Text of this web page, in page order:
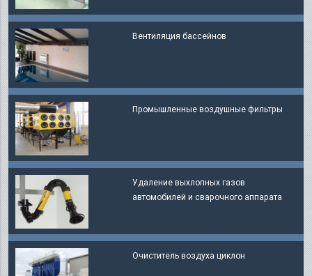
Вентиляция бассейнов
​Промышленные воздушные фильтры
Удаление выхлопных газов
автомобилей и сварочного аппарата
Очиститель воздуха циклон